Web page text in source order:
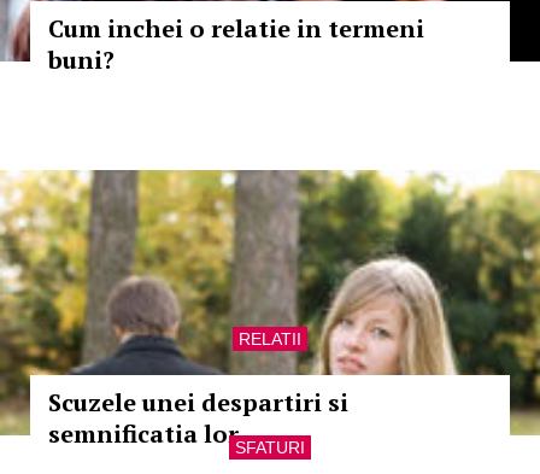
Cum inchei o relatie in termeni
buni?
RELATII
Scuzele unei despartiri si
semnificatia lorSFATURI